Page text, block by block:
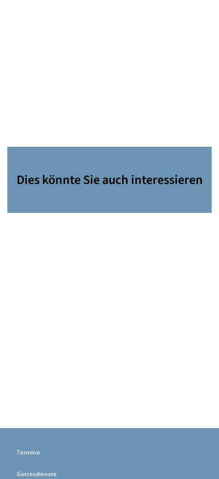
Dies könnte Sie auch interessieren
Termine
Gottesdienste